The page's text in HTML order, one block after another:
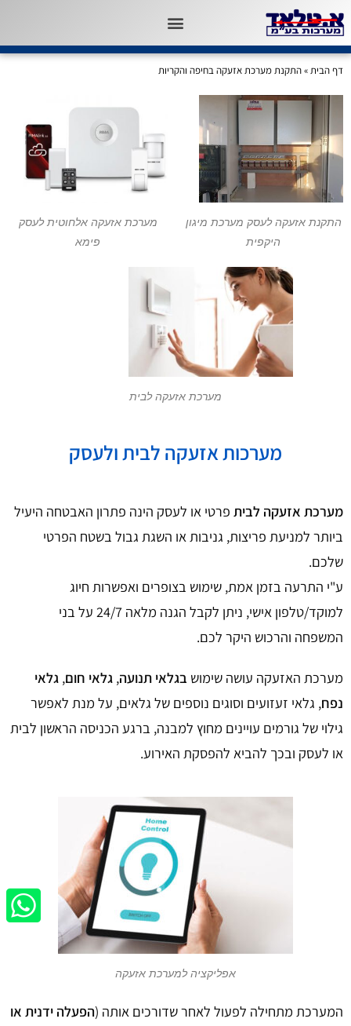
דף הבית»התקנת מערכת אזעקה בחיפה והקריות
התקנת אזעקה לעסק מערכת מיגון
היקפית
מערכת אזעקה אלחוטית לעסק
פימא
מערכת אזעקה לבית
מערכות אזעקה לבית ולעסק
מערכת אזעקה לבית פרטי או לעסק הינה פתרון האבטחה היעיל
ביותר למניעת פריצות, גניבות או השגת גבול בשטח הפרטי
שלכם.
ע"י התרעה בזמן אמת, שימוש בצופרים ואפשרות חיוג
למוקד/טלפון אישי, ניתן לקבל הגנה מלאה 24/7 על בני
המשפחה והרכוש היקר לכם.
מערכת האזעקה עושה שימוש בגלאי תנועה, גלאי חום, גלאי
נפח, גלאי זעזועים וסוגים נוספים של גלאים, על מנת לאפשר
גילוי של גורמים עויינים מחוץ למבנה, ברגע הכניסה הראשון לבית
או לעסק ובכך להביא להפסקת האירוע.
אפליקציה למערכת אזעקה
המערכת מתחילה לפעול לאחר שדורכים אותה (הפעלה ידנית או